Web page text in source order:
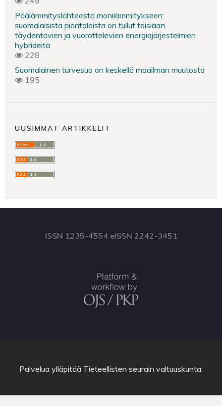
Päälämmityslähteestä monilämmitykseen:
suomalaisista pientaloista on tullut toisiaan
täydentävien ja vuorottelevien energiajärjestelmien
hybrideitä
228
Suomalainen turvesuo on keskellä maailman muutosta
195
UUSIMMAT ARTIKKELIT
ISSN 1235-4554 eISSN 2242-3451
Palvelua ylläpitää Tieteellisten seurain valtuuskunta.